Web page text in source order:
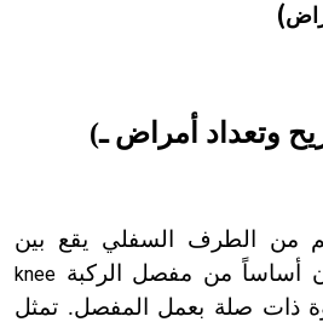
تطلق موسوعات جديدة في عام 2026
وتعداد أمراض ـ)
الطرف السفلي يقع بين
أساساً من مفصل الركبة knee
ذات صلة بعمل المفصل. تمثل